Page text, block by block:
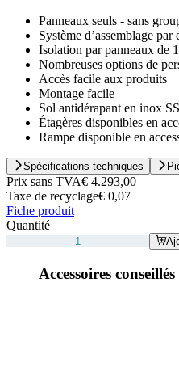
Panneaux seuls - sans
Système d’assemblage par
Isolation par panneaux de
Nombreuses options de
Accès facile aux produits
Montage facile
Sol antidérapant en inox
Étagères disponibles en
Rampe disponible en
Spécifications techniques
Prix sans TVA€ 4.293,00
Taxe de recyclage€ 0,07
Fiche produit
Quantité
Accessoires conseillés